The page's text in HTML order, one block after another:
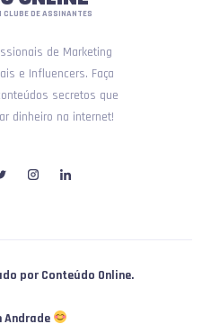
CLUBE DE ASSINANTES
de Marketing
e Influencers. Faça
secretos que
dinheiro na internet!
por Conteúdo Online.
Andrade